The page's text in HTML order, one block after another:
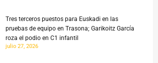
Tres terceros puestos para Euskadi en las
pruebas de equipo en Trasona; Garikoitz García
roza el podio en C1 infantil
julio 27, 2026